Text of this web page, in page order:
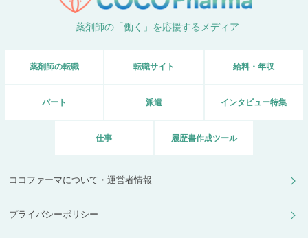
薬剤師の「働く」を応援するメディア
薬剤師の転職 転職サイト 給料・年収
パート 派遣 インタビュー特集
仕事 履歴書作成ツール
ココファーマについて・運営者情報
プライバシーポリシー